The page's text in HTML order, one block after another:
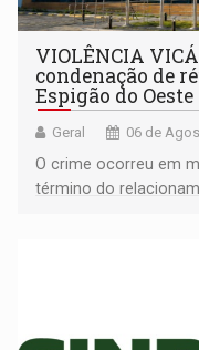
VIOLÊNCIA
condenação de
Espigão do Oeste
Geral 06 de
O crime ocorreu em
término do